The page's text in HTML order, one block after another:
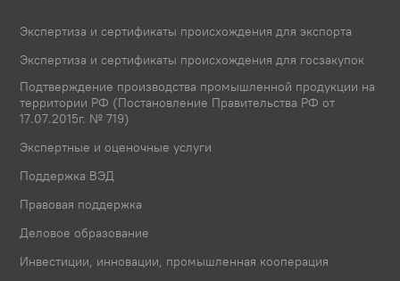
Экспертиза и сертификаты происхождения для экспорта
Экспертиза и сертификаты происхождения для госзакупок
Подтверждение производства промышленной продукции на
территории РФ (Постановление Правительства РФ от
17.07.2015г. № 719)
Экспертные и оценочные услуги
Поддержка ВЭД
Правовая поддержка
Деловое образование
Инвестиции, инновации, промышленная кооперация